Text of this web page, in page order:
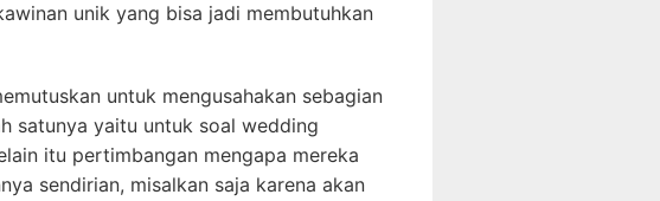
unik yang bisa jadi membutuhkan
untuk mengusahakan sebagian
satunya yaitu untuk soal wedding
itu pertimbangan mengapa mereka
sendirian, misalkan saja karena akan